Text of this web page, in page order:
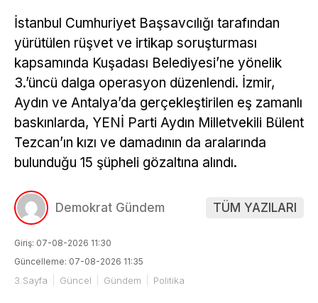
İstanbul Cumhuriyet Başsavcılığı tarafından
yürütülen rüşvet ve irtikap soruşturması
kapsamında Kuşadası Belediyesi’ne yönelik
3.’üncü dalga operasyon düzenlendi. İzmir,
Aydın ve Antalya’da gerçekleştirilen eş zamanlı
baskınlarda, YENİ Parti Aydın Milletvekili Bülent
Tezcan’ın kızı ve damadının da aralarında
bulunduğu 15 şüpheli gözaltına alındı.
Demokrat Gündem TÜM YAZILARI
Giriş: 07-08-2026 11:30
Güncelleme: 07-08-2026 11:35
3.Sayfa Güncel Gündem Politika